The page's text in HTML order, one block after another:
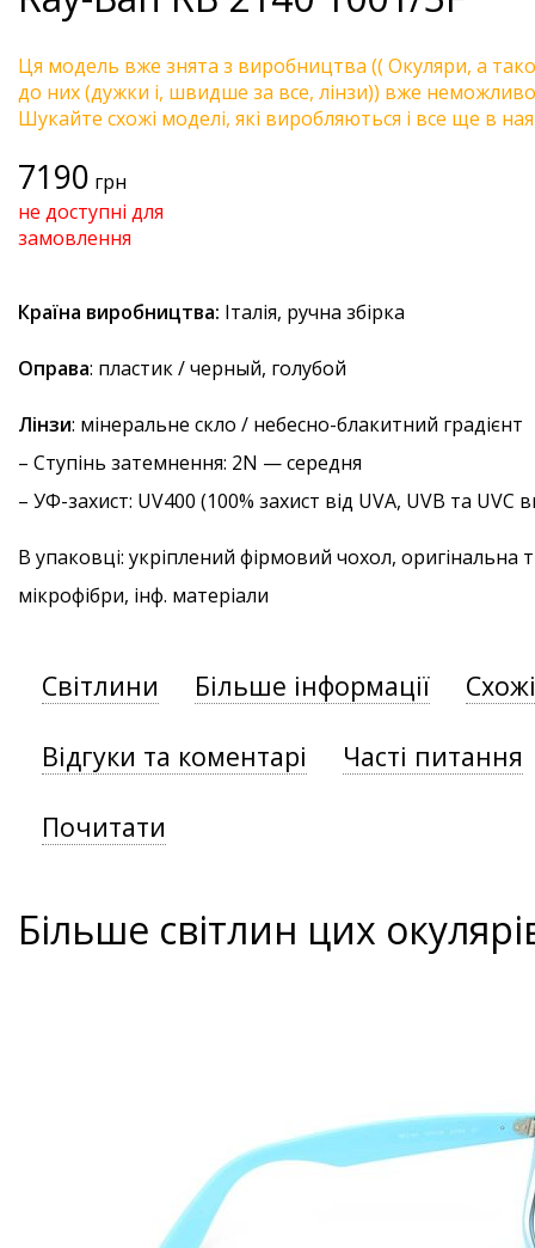
Ця модель вже знята з виробництва (( Окуляри, а
до них (дужки і, швидше за все, лінзи)) вже неможливо
Шукайте схожі моделі, які виробляються і все ще в
7190 грн
не доступні для
замовлення
Країна виробництва: Італія, ручна збірка
Оправа: пластик / черный, голубой
Лінзи: мінеральне скло / небесно-блакитний градієнт
– Ступінь затемнення: 2N — середня
– УФ-захист: UV400 (100% захист від UVA, UVB та
В упаковці: укріплений фірмовий чохол, оригінальна
мікрофібри, інф. матеріали
Світлини Більше інформації
Відгуки та коментарі Часті питання
Почитати
Більше світлин цих